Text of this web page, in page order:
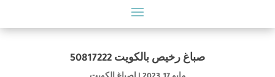
صباغ رخيص بالكويت 50817222